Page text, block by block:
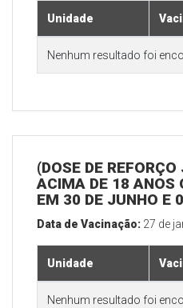
Unidade
Nenhum resultado foi
(DOSE DE
ACIMA DE 18 ANOS
EM 30 DE JUNHO E
Data de Vacinação: 27 de
Unidade
Nenhum resultado foi